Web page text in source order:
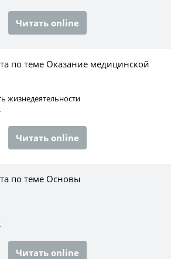
Читать online
по теме Оказание медицинской
жизнедеятельности
Читать online
по теме Основы
Читать online